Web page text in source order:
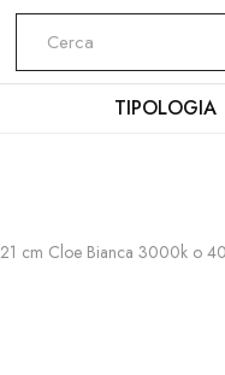
TIPOLOGIA
cm Cloe Bianca 3000k o